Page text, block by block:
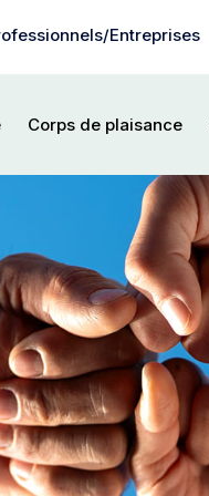
Entreprises
Corps de plaisance